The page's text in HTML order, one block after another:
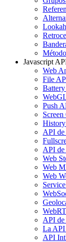
Javascript
Web
File
Push
API de
API de
Web
Web
Web
API
La API
API